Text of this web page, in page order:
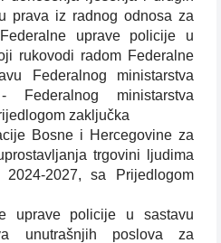
prava iz radnog odnosa za
uprave policije u
rukovodi radom Federalne
Federalnog ministarstva
Federalnog ministarstva
zaključka
Bosne i Hercegovine za
trgovini ljudima
2027, sa Prijedlogom
uprave policije u sastavu
unutrašnjih poslova za